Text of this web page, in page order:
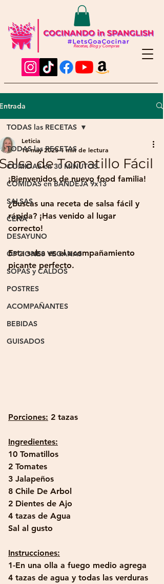
Recetas, Blog y Compras
TODAS las RECETAS
COMIDAS en 30 MINUTOS
COMIDAS en BANDEJA 9x13
SALSAS
CENA
DESAYUNO
OPCIONES VEGANAS
SOPAS y CALDOS
POSTRES
ACOMPAÑANTES
BEBIDAS
GUISADOS
TODAS las RECETAS
de Tomatillo Fácil
Leticia
10 may 2023 1 min de lectura
¡Bienvenidos de nuevo food familia!
¿Buscas una receta de salsa fácil y
rápida? ¡Has venido al lugar
correcto!
Esta salsa es el acompañamiento
picante perfecto.
Porciones: 2 tazas
Ingredientes:
10 Tomatillos
2 Tomates
3 Jalapeños
8 Chile De Arbol
2 Dientes de Ajo
4 tazas de Agua
Sal al gusto
Instrucciones:
1-En una olla a fuego medio agrega
4 tazas de agua y todas las verduras